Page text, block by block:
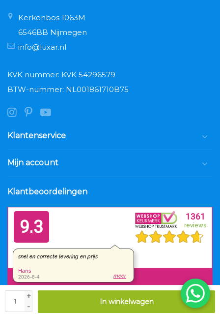
+
-
In winkelwagen
Kerkenbos 1063M
6546BB Nijmegen
info@luxar.nl
KVK nummer: KVK 54296579
BTW-nummer: NL001861710B75
Klantenservice
Mijn account
Klantbeoordelingen
© Copyright 2026 Luxar.nl